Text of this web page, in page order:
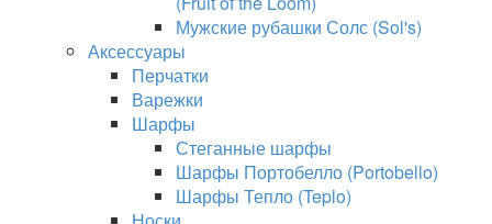
Мужские рубашки Солс (Sol's)
Аксессуары
Перчатки
Варежки
Шарфы
Стеганные шарфы
Шарфы Портобелло (Portobello)
Шарфы Тепло (Teplo)